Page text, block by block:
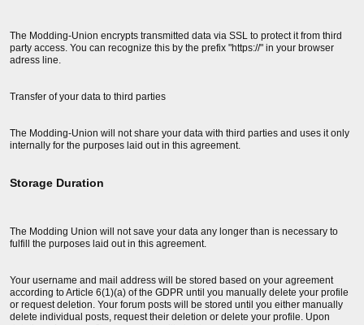
The Modding-Union encrypts transmitted data via SSL to protect it from third
party access. You can recognize this by the prefix "https://" in your browser
adress line.
Transfer of your data to third parties
The Modding-Union will not share your data with third parties and uses it only
internally for the purposes laid out in this agreement.
Storage Duration
The Modding Union will not save your data any longer than is necessary to
fulfill the purposes laid out in this agreement.
Your username and mail address will be stored based on your agreement
according to Article 6(1)(a) of the GDPR until you manually delete your profile
or request deletion. Your forum posts will be stored until you either manually
delete individual posts, request their deletion or delete your profile. Upon